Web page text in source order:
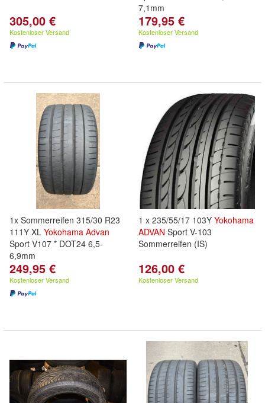
305,00 €
Kostenloser Versand
7,1mm
179,95 €
Kostenloser Versand
1x Sommerreifen 315/30 R23
111Y XL Yokohama Advan
Sport V107 * DOT24 6,5-
6,9mm
249,95 €
Kostenloser Versand
1 x 235/55/17 103Y Yokohama
ADVAN Sport V-103
Sommerreifen (IS)
126,00 €
Kostenloser Versand